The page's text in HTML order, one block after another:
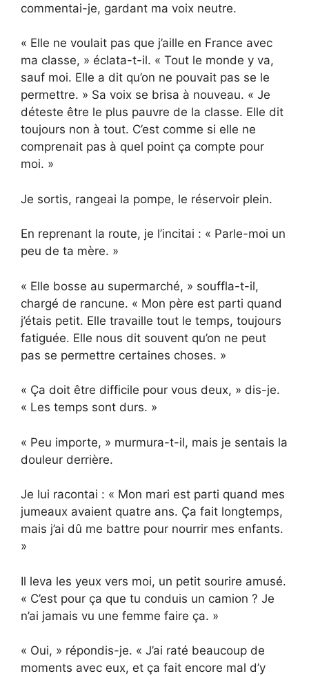
commentai-je, gardant ma voix neutre.
« Elle ne voulait pas que j’aille en France avec
ma classe, » éclata-t-il. « Tout le monde y va,
sauf moi. Elle a dit qu’on ne pouvait pas se le
permettre. » Sa voix se brisa à nouveau. « Je
déteste être le plus pauvre de la classe. Elle dit
toujours non à tout. C’est comme si elle ne
comprenait pas à quel point ça compte pour
moi. »
Je sortis, rangeai la pompe, le réservoir plein.
En reprenant la route, je l’incitai : « Parle-moi un
peu de ta mère. »
« Elle bosse au supermarché, » souffla-t-il,
chargé de rancune. « Mon père est parti quand
j’étais petit. Elle travaille tout le temps, toujours
fatiguée. Elle nous dit souvent qu’on ne peut
pas se permettre certaines choses. »
« Ça doit être difficile pour vous deux, » dis-je.
« Les temps sont durs. »
« Peu importe, » murmura-t-il, mais je sentais la
douleur derrière.
Je lui racontai : « Mon mari est parti quand mes
jumeaux avaient quatre ans. Ça fait longtemps,
mais j’ai dû me battre pour nourrir mes enfants.
»
Il leva les yeux vers moi, un petit sourire amusé.
« C’est pour ça que tu conduis un camion ? Je
n’ai jamais vu une femme faire ça. »
« Oui, » répondis-je. « J’ai raté beaucoup de
moments avec eux, et ça fait encore mal d’y